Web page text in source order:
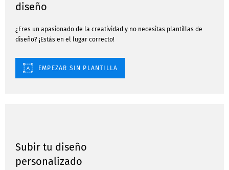
diseño
¿Eres un apasionado de la creatividad y no necesitas plantillas de
diseño? ¡Estás en el lugar correcto!
EMPEZAR SIN PLANTILLA
Subir tu diseño
personalizado